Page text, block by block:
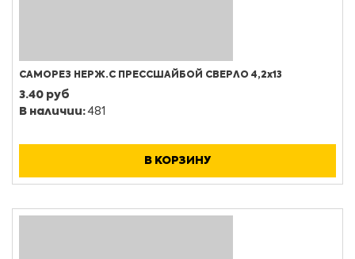
САМОРЕЗ НЕРЖ.С ПРЕССШАЙБОЙ СВЕРЛО 4,2х13
3.40 руб
В наличии:481
В КОРЗИНУ